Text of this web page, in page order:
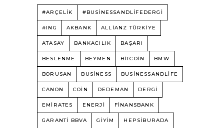
#ARÇELİK #BUSINESSANDLIFEDERGI
#ING AKBANK ALLIANZ TÜRKIYE
ATASAY BANKACILIK BAŞARI
BESLENME BEYMEN BITCOIN BMW
BORUSAN BUSINESS BUSINESSANDLIFE
CANON COIN DEDEMAN DERGI
EMIRATES ENERJI FINANSBANK
GARANTI BBVA GIYIM HEPSIBURADA